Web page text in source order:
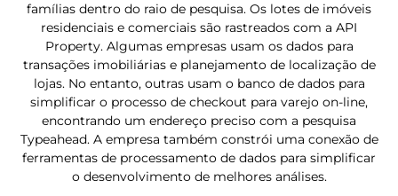
famílias dentro do raio de pesquisa. Os lotes de imóveis
residenciais e comerciais são rastreados com a API
Property. Algumas empresas usam os dados para
transações imobiliárias e planejamento de localização de
lojas. No entanto, outras usam o banco de dados para
simplificar o processo de checkout para varejo on-line,
encontrando um endereço preciso com a pesquisa
Typeahead. A empresa também constrói uma conexão de
ferramentas de processamento de dados para simplificar
o desenvolvimento de melhores análises.